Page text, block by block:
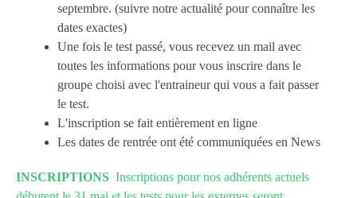
septembre. (suivre notre actualité pour connaître les
dates exactes)
Une fois le test passé, vous recevez un mail avec
toutes les informations pour vous inscrire dans le
groupe choisi avec l'entraineur qui vous a fait passer
le test.
L'inscription se fait entièrement en ligne
Les dates de rentrée ont été communiquées en News
INSCRIPTIONS Inscriptions pour nos adhérents actuels